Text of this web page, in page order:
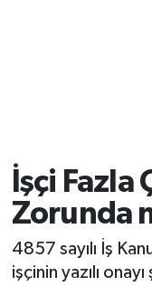
İşçi Fazla
Zorunda
4857 sayılı İş
işçinin yazılı